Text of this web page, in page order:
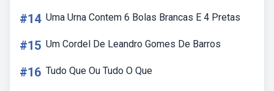
#14 Uma Urna Contem 6 Bolas Brancas E 4 Pretas
#15 Um Cordel De Leandro Gomes De Barros
#16 Tudo Que Ou Tudo O Que